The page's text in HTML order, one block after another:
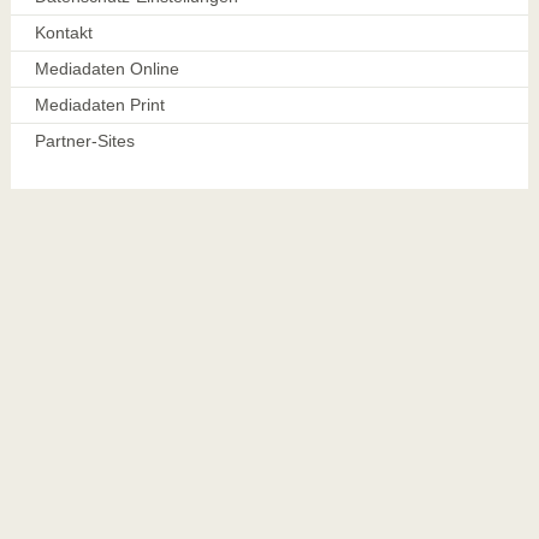
Kontakt
Mediadaten Online
Mediadaten Print
Partner-Sites